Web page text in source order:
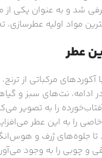
شد و به عنوان یکی از
عطر
مرکباتی از
ادامه، نت‌های سبز و
را به تصویر
را به این عطر
جلوه‌های ژرف و
و چوبی را به وجود